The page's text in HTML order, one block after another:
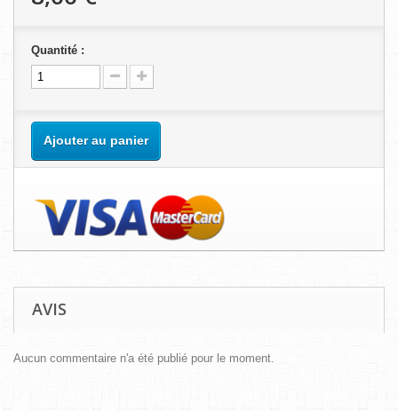
Quantité :
Ajouter au panier
AVIS
Aucun commentaire n'a été publié pour le moment.